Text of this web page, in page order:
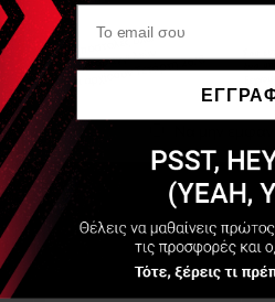
OEM
Εργαλείο Πέτρας Gua
Sha Stone Triple Ridge
Fish Shape